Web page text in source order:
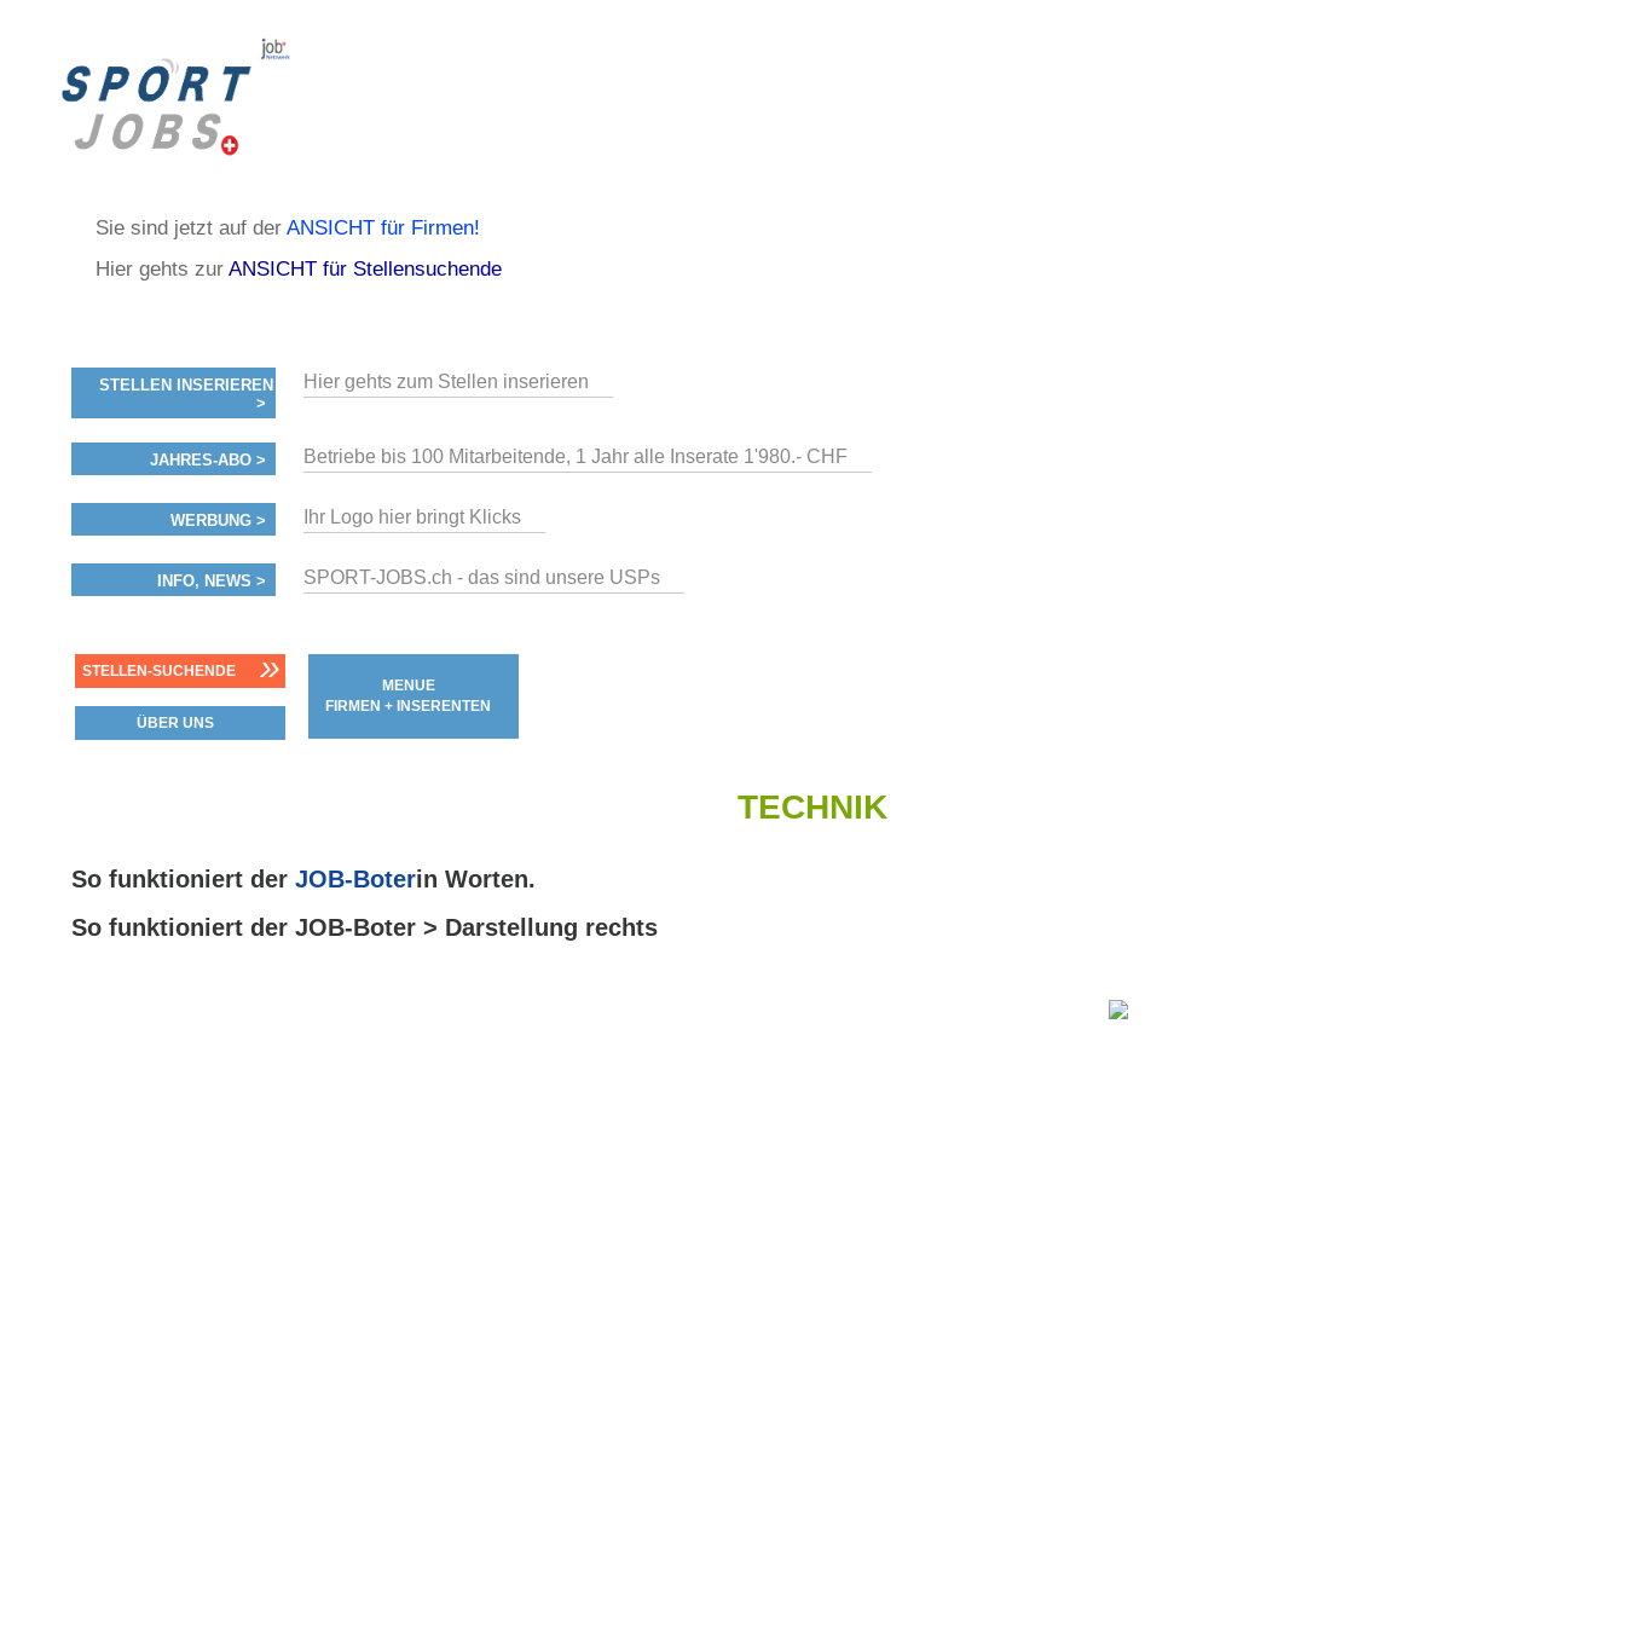
Sie sind jetzt auf der ANSICHT für Firmen!
Hier gehts zur ANSICHT für Stellensuchende
STELLEN INSERIEREN
>
Hier gehts zum Stellen inserieren
JAHRES-ABO > Betriebe bis 100 Mitarbeitende, 1 Jahr alle Inserate 1'980.- CHF
WERBUNG > Ihr Logo hier bringt Klicks
INFO, NEWS > SPORT-JOBS.ch - das sind unsere USPs
STELLEN-SUCHENDE »
ÜBER UNS
MENUE
FIRMEN + INSERENTEN
TECHNIK
So funktioniert der JOB-Boterin Worten.
So funktioniert der JOB-Boter > Darstellung rechts